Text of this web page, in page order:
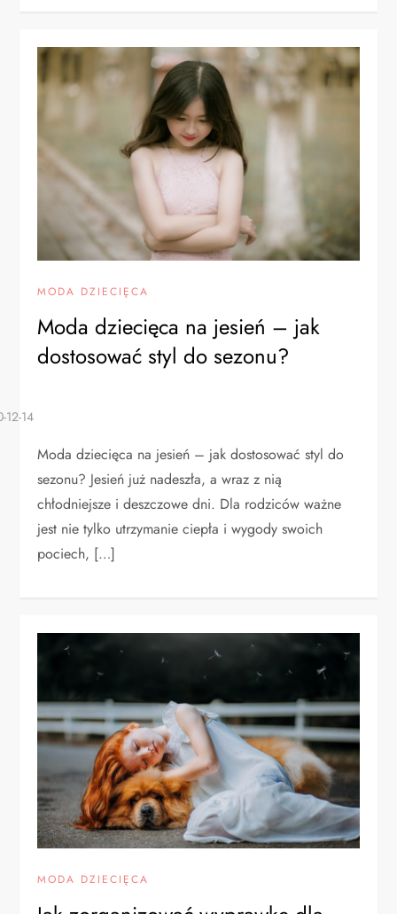
MODA DZIECIĘCA
Moda dziecięca na jesień – jak
dostosować styl do sezonu?
Moda dziecięca na jesień – jak dostosować styl do
sezonu? Jesień już nadeszła, a wraz z nią
chłodniejsze i deszczowe dni. Dla rodziców ważne
jest nie tylko utrzymanie ciepła i wygody swoich
pociech, […]
MODA DZIECIĘCA